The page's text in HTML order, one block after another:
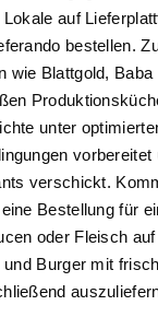
auf
bestellen.
wie Blattgold,
unter
vorbereitet
verschickt.
Bestellung für
oder Fleisch
Burger mit